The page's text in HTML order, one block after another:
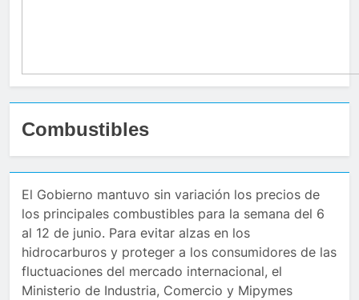
Combustibles
El Gobierno mantuvo sin variación los precios de
los principales combustibles para la semana del 6
al 12 de junio. Para evitar alzas en los
hidrocarburos y proteger a los consumidores de las
fluctuaciones del mercado internacional, el
Ministerio de Industria, Comercio y Mipymes